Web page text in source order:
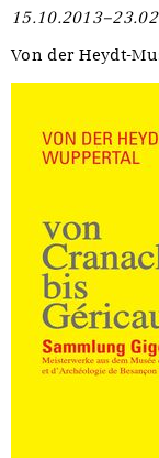
Von der Heydt-
Stellenangebote
UKRAINE-